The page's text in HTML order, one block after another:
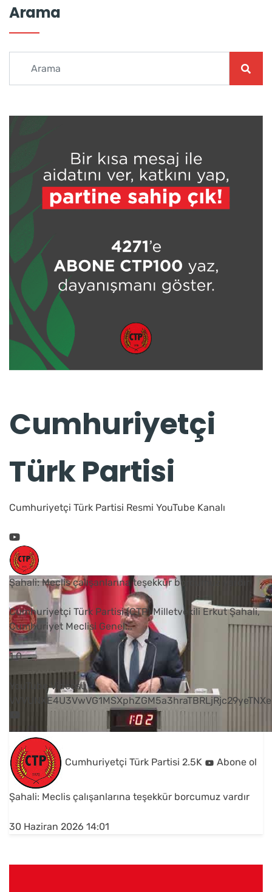
Arama
Cumhuriyetçi
Türk Partisi
Cumhuriyetçi Türk Partisi Resmi YouTube Kanalı
Şahali: Meclis çalışanlarına teşekkür borcumuz vardır
Cumhuriyetçi Türk Partisi (CTP) Milletvekili Erkut Şahali,
Cumhuriyet Meclisi Genel...
1 0
YouTube Videosu
Cumhuriyetçi Türk Partisi 2.5K Abone ol
Şahali: Meclis çalışanlarına teşekkür borcumuz vardır
30 Haziran 2026 14:01